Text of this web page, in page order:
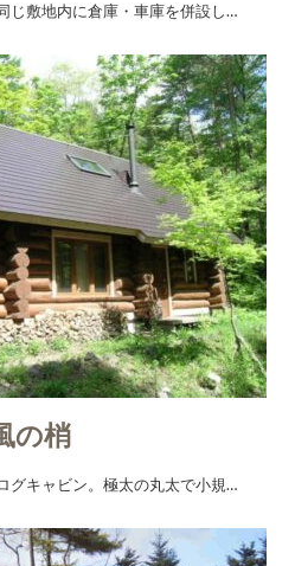
じ敷地内に倉庫・車庫を併設し…
の梢
グキャビン。極太の丸太で小規…